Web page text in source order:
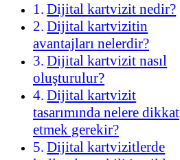
Dijital kartvizit nedir?
Dijital kartvizitin
avantajları nelerdir?
Dijital kartvizit nasıl
oluşturulur?
Dijital kartvizit
tasarımında nelere dikkat
etmek gerekir?
Dijital kartvizitlerde